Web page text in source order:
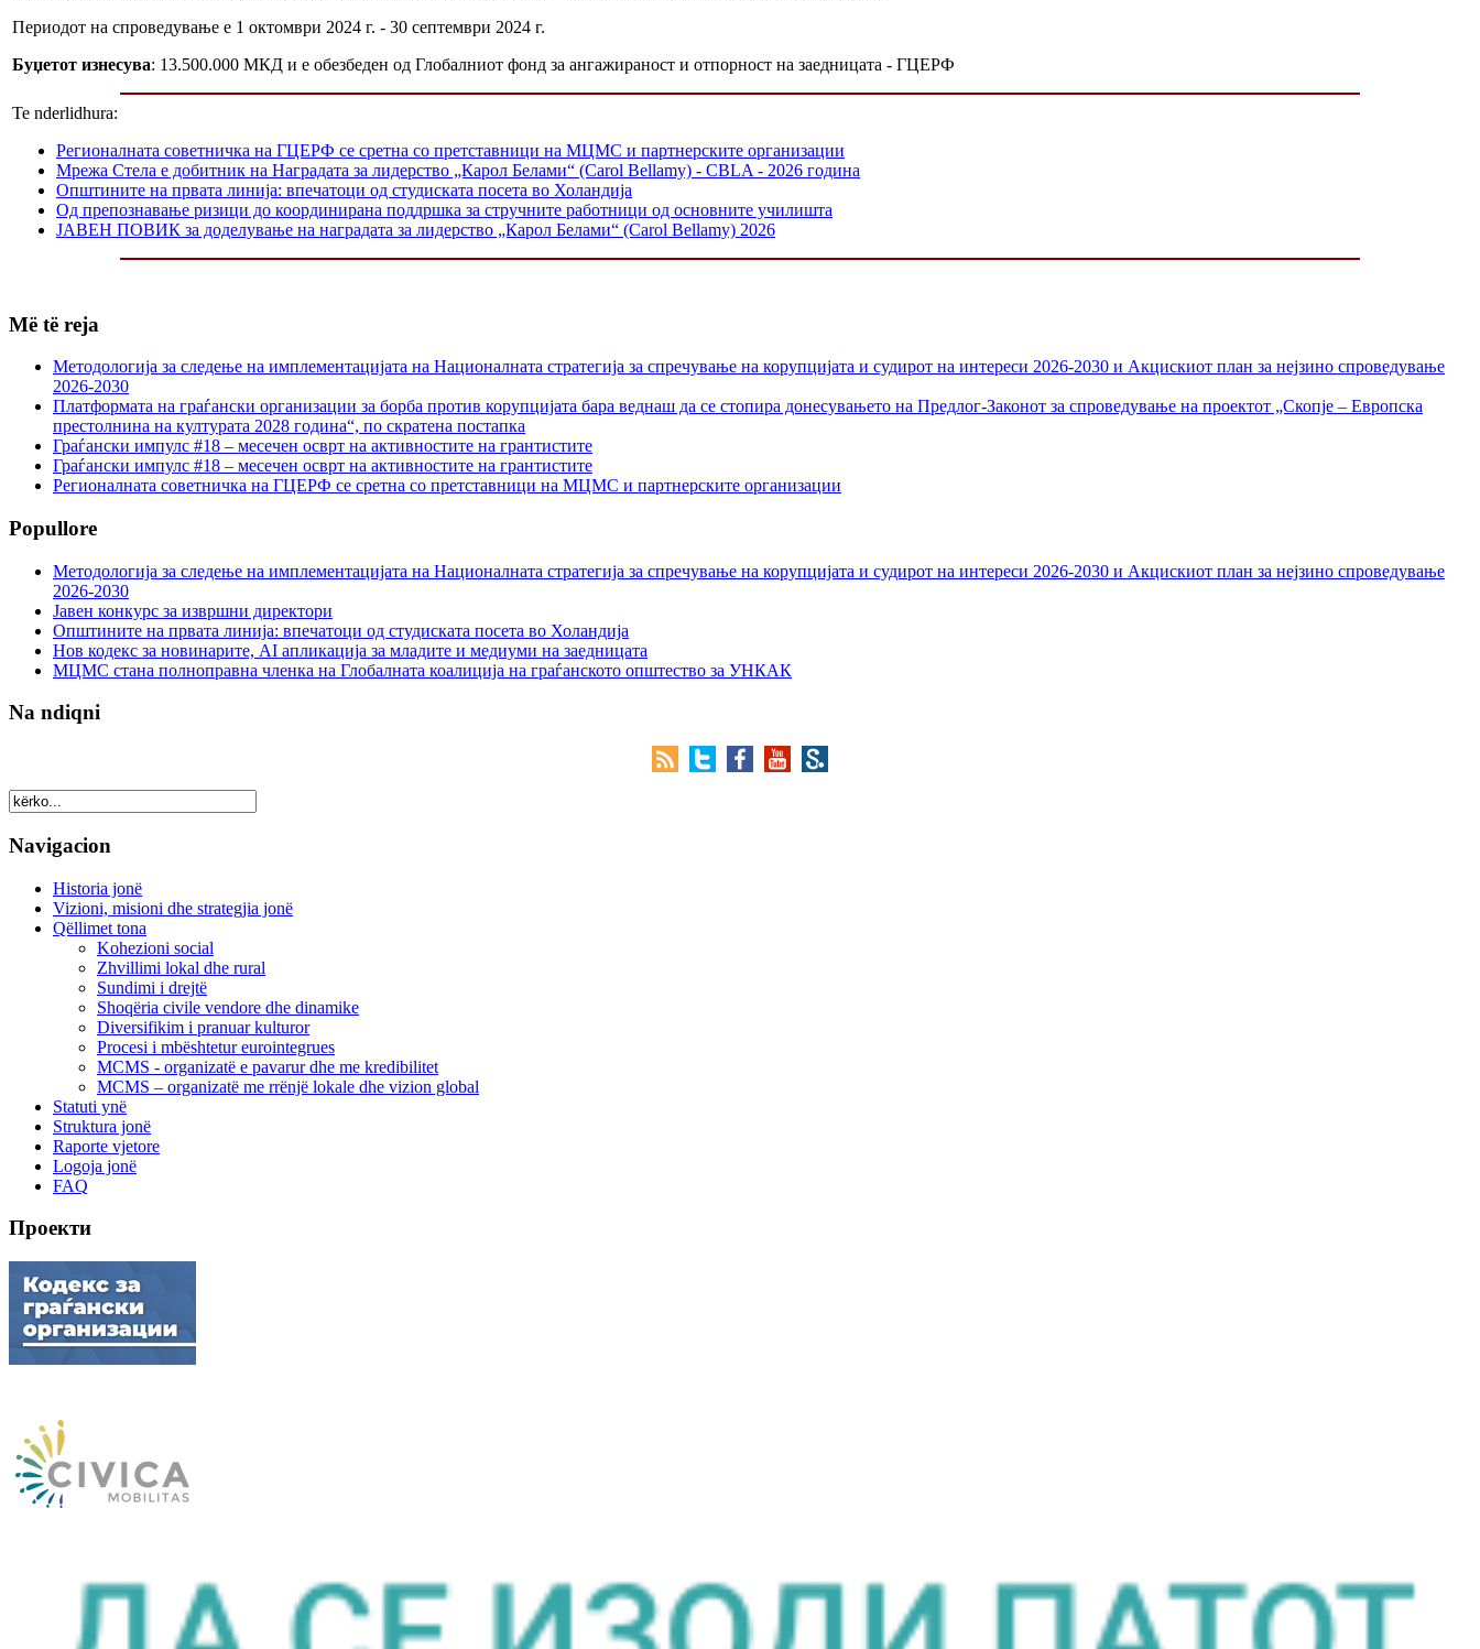
Периодот на спроведување е 1 октомври 2024 г. - 30 септември 2024 г.
Буџетот изнесува: 13.500.000 МКД и е обезбеден од Глобалниот фонд за ангажираност и отпорност на заедницата - ГЦЕРФ
Te nderlidhura:
Регионалната советничка на ГЦЕРФ се сретна со претставници на МЦМС и партнерските организации
Мрежа Стела е добитник на Наградата за лидерство „Карол Белами“ (Carol Bellamy) - CBLA - 2026 година
Општините на првата линија: впечатоци од студиската посета во Холандија
Од препознавање ризици до координирана поддршка за стручните работници од основните училишта
ЈАВЕН ПОВИК за доделување на наградата за лидерство „Карол Белами“ (Carol Bellamy) 2026
Më të reja
Методологија за следење на имплементацијата на Националната стратегија за спречување на корупцијата и судирот на интереси 2026-2030 и Акцискиот план за нејзино спроведување
2026-2030
Платформата на граѓански организации за борба против корупцијата бара веднаш да се стопира донесувањето на Предлог-Законот за спроведување на проектот „Скопје – Европска
престолнина на културата 2028 година“, по скратена постапка
Граѓански импулс #18 – месечен осврт на активностите на грантистите
Граѓански импулс #18 – месечен осврт на активностите на грантистите
Регионалната советничка на ГЦЕРФ се сретна со претставници на МЦМС и партнерските организации
Popullore
Методологија за следење на имплементацијата на Националната стратегија за спречување на корупцијата и судирот на интереси 2026-2030 и Акцискиот план за нејзино спроведување
2026-2030
Јавен конкурс за извршни директори
Општините на првата линија: впечатоци од студиската посета во Холандија
Нов кодекс за новинарите, AI апликација за младите и медиуми на заедницата
МЦМС стана полноправна членка на Глобалната коалиција на граѓанското општество за УНКАК
Na ndiqni
Navigacion
Historia jonë
Vizioni, misioni dhe strategjia jonë
Qëllimet tona
Kohezioni social
Zhvillimi lokal dhe rural
Sundimi i drejtë
Shoqëria civile vendore dhe dinamike
Diversifikim i pranuar kulturor
Procesi i mbështetur eurointegrues
MCMS - organizatë e pavarur dhe me kredibilitet
MCMS – organizatë me rrënjë lokale dhe vizion global
Statuti ynë
Struktura jonë
Raporte vjetore
Logoja jonë
FAQ
Проекти